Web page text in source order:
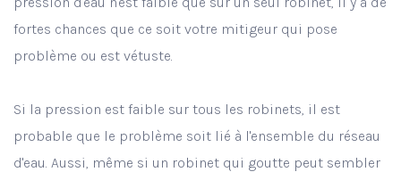
fortes chances que ce soit votre mitigeur qui pose
problème ou est vétuste.
Si la pression est faible sur tous les robinets, il est
probable que le problème soit lié à l'ensemble du réseau
d'eau. Aussi, même si un robinet qui goutte peut sembler